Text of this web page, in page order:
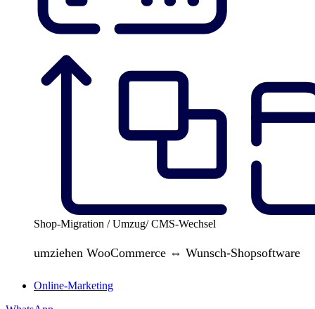
Shop-Migration / Umzug/ CMS-Wechsel
umziehen WooCommerce ⇔ Wunsch-Shopsoftware
Online-Marketing